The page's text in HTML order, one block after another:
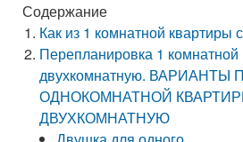
Содержание
Как из 1 комнатной квартиры
Перепланировка 1 комнатной
двухкомнатную.
ОДНОКОМНАТНОЙ
ДВУХКОМНАТНУЮ